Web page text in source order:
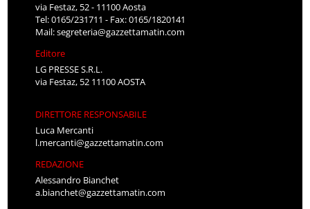
via Festaz, 52 - 11100 Aosta
Tel: 0165/231711 - Fax: 0165/1820141
Mail:segreteria@gazzettamatin.com
Editore
LG PRESSE S.R.L.
via Festaz, 52 11100 AOSTA
DIRETTORE RESPONSABILE
Luca Mercanti
l.mercanti@gazzettamatin.com
REDAZIONE
Alessandro Bianchet
a.bianchet@gazzettamatin.com